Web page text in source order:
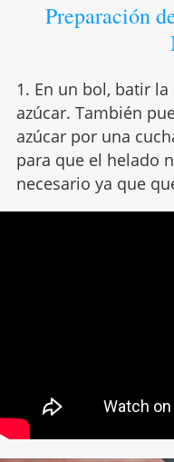
Preparación
1. En un bol, batir
azúcar. También
azúcar por una
para que el helado
necesario ya que